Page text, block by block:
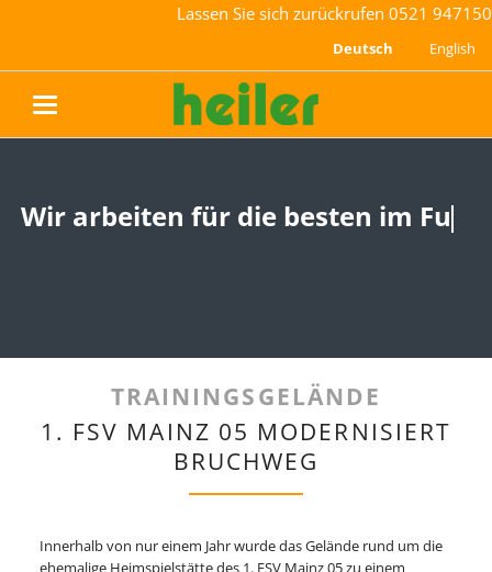
Lassen Sie sich zurückrufen 0521 947150
Deutsch English
Wir arbeiten für die besten im
Wir arbeiten für die besten im
TRAININGSGELÄNDE
1. FSV MAINZ 05 MODERNISIERT
BRUCHWEG
Innerhalb von nur einem Jahr wurde das Gelände rund um die
ehemalige Heimspielstätte des 1. FSV Mainz 05 zu einem